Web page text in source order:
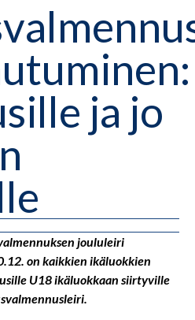
ja jo
joululeiri
on kaikkien ikäluokkien
U18 ikäluokkaan siirtyville